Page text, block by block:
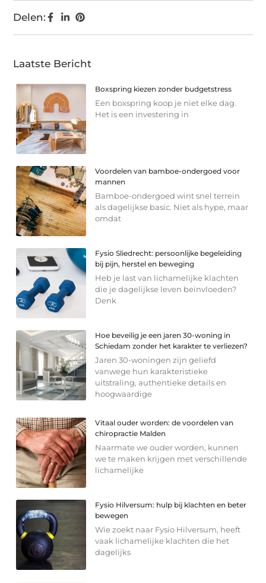
Delen:
Laatste Bericht
Boxspring kiezen zonder budgetstress
Een boxspring koop je niet elke dag.
Het is een investering in
Voordelen van bamboe-ondergoed voor
mannen
Bamboe-ondergoed wint snel terrein
als dagelijkse basic. Niet als hype, maar
omdat
Fysio Sliedrecht: persoonlijke begeleiding
bij pijn, herstel en beweging
Heb je last van lichamelijke klachten
die je dagelijkse leven beïnvloeden?
Denk
Hoe beveilig je een jaren 30-woning in
Schiedam zonder het karakter te verliezen?
Jaren 30-woningen zijn geliefd
vanwege hun karakteristieke
uitstraling, authentieke details en
hoogwaardige
Vitaal ouder worden: de voordelen van
chiropractie Malden
Naarmate we ouder worden, kunnen
we te maken krijgen met verschillende
lichamelijke
Fysio Hilversum: hulp bij klachten en beter
bewegen
Wie zoekt naar Fysio Hilversum, heeft
vaak lichamelijke klachten die het
dagelijks